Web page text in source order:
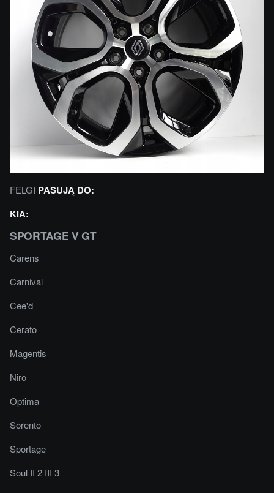
FELGI PASUJĄ DO:
KIA:
SPORTAGE V GT
Carens
Carnival
Cee'd
Cerato
Magentis
Niro
Optima
Sorento
Sportage
Soul II 2 III 3